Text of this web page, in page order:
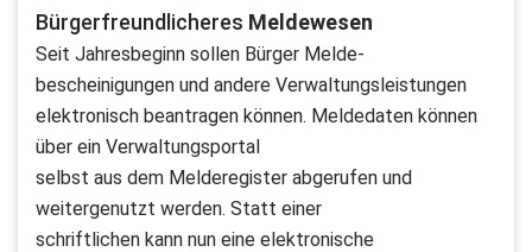
Bürgerfreundlicheres Meldewesen
Seit Jahresbeginn sollen Bürger Melde-
bescheinigungen und andere Verwaltungsleistungen
elektronisch beantragen können. Meldedaten können
über ein Verwaltungsportal
selbst aus dem Melderegister abgerufen und
weitergenutzt werden. Statt einer
schriftlichen kann nun eine elektronische